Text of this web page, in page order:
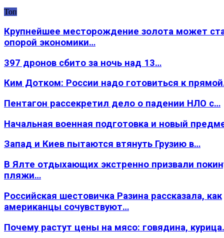
Топ
Крупнейшее месторождение золота может
опорой экономики…
397 дронов сбито за ночь над 13…
Ким Дотком: России надо готовиться к
Пентагон рассекретил дело о падении НЛО с…
Начальная военная подготовка и новый
Запад и Киев пытаются втянуть Грузию в…
В Ялте отдыхающих экстренно призвали
пляжи…
Российская шестовичка Разина рассказала, как
американцы сочувствуют…
Почему растут цены на мясо: говядина,